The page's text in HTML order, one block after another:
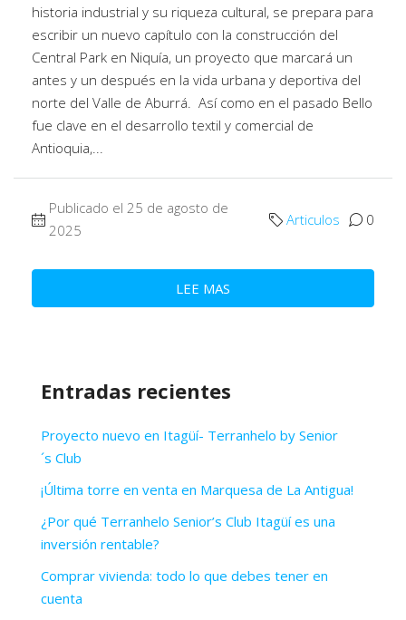
historia industrial y su riqueza cultural, se prepara para
escribir un nuevo capítulo con la construcción del
Central Park en Niquía, un proyecto que marcará un
antes y un después en la vida urbana y deportiva del
norte del Valle de Aburrá. Así como en el pasado Bello
fue clave en el desarrollo textil y comercial de
Antioquia,...
Publicado el 25 de agosto de
2025
Articulos 0
LEE MAS
Entradas recientes
Proyecto nuevo en Itagüí- Terranhelo by Senior
´s Club
¡Última torre en venta en Marquesa de La Antigua!
¿Por qué Terranhelo Senior’s Club Itagüí es una
inversión rentable?
Comprar vivienda: todo lo que debes tener en
cuenta